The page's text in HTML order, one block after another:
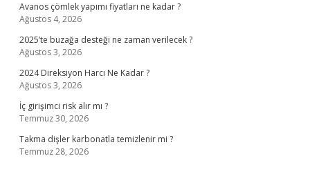
Avanos çömlek yapımı fiyatları ne kadar ?
Ağustos 4, 2026
2025’te buzağa desteği ne zaman verilecek ?
Ağustos 3, 2026
2024 Direksiyon Harcı Ne Kadar ?
Ağustos 3, 2026
İç girişimci risk alır mı ?
Temmuz 30, 2026
Takma dişler karbonatla temizlenir mi ?
Temmuz 28, 2026